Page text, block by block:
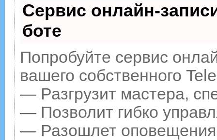
Сервис онлайн-
боте
Попробуйте сервис
вашего собственного
— Разгрузит мастера,
— Позволит гибко
— Разошлет оповещения